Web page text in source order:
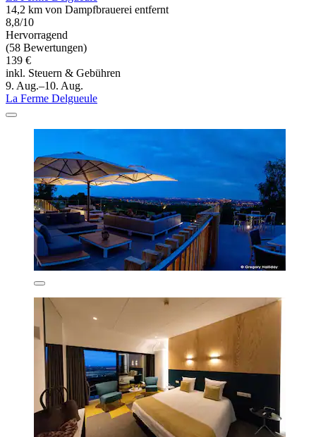
14,2 km von Dampfbrauerei entfernt
8,8/10
Hervorragend
(58 Bewertungen)
139 €
inkl. Steuern & Gebühren
9. Aug.–10. Aug.
La Ferme Delgueule